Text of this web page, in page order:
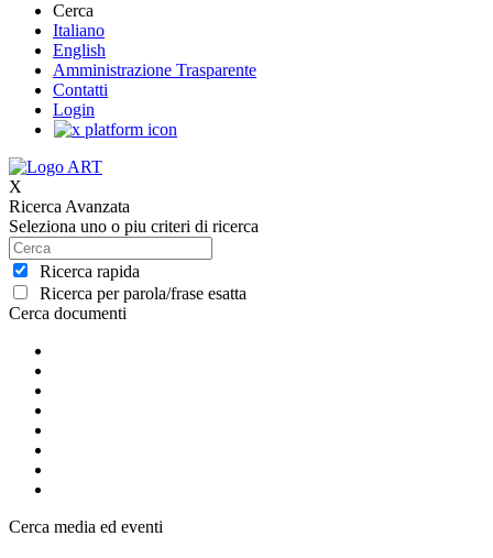
Cerca
Italiano
English
Amministrazione Trasparente
Contatti
Login
X
Ricerca Avanzata
Seleziona uno o piu criteri di ricerca
Ricerca rapida
Ricerca per parola/frase esatta
Cerca documenti
Cerca media ed eventi